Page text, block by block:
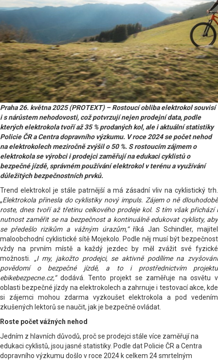
Praha 26. května 2025 (PROTEXT) – Rostoucí obliba elektrokol souvisí
i s nárůstem nehodovosti, což potvrzují nejen prodejní data, podle
kterých elektrokola tvoří až 35 % prodaných kol, ale i aktuální statistiky
Policie ČR a Centra dopravního výzkumu. V roce 2024 se počet nehod
na elektrokolech meziročně zvýšil o 50 %. S rostoucím zájmem o
elektrokola se výrobci i prodejci zaměřují na edukaci cyklistů o
bezpečné jízdě, správném používání elektrokol v terénu a využívání
důležitých bezpečnostních prvků.
Trend elektrokol je stále patrnější a má zásadní vliv na cyklistický trh.
„Elektrokola přinesla do cyklistiky nový impuls. Zájem o ně dlouhodobě
roste, dnes tvoří až třetinu celkového prodeje kol. S tím však přichází i
nutnost zaměřit se na bezpečnost a kontinuálně edukovat cyklisty, aby
se předešlo rizikům a vážným úrazům,“říká Jan Schindler, majitel
maloobchodní cyklistické sítě Mojekolo. Podle něj musí být bezpečnost
vždy na prvním místě a každý jezdec by měl zvážit své fyzické
možnosti. „I my, jakožto prodejci, se aktivně podílíme na zvyšování
povědomí o bezpečné jízdě, a to i prostřednictvím projektu
ebikebezpecne.cz,“dodává. Tento projekt se zaměřuje na osvětu v
oblasti bezpečné jízdy na elektrokolech a zahrnuje i testovací akce, kde
si zájemci mohou zdarma vyzkoušet elektrokola a pod vedením
zkušených lektorů se naučit, jak je bezpečně ovládat.
Roste počet vážných nehod
Jedním z hlavních důvodů, proč se prodejci stále více zaměřují na
edukaci cyklistů, jsou jasné statistiky. Podle dat Policie ČR a Centra
dopravního výzkumu došlo v roce 2024 k celkem 24 smrtelným